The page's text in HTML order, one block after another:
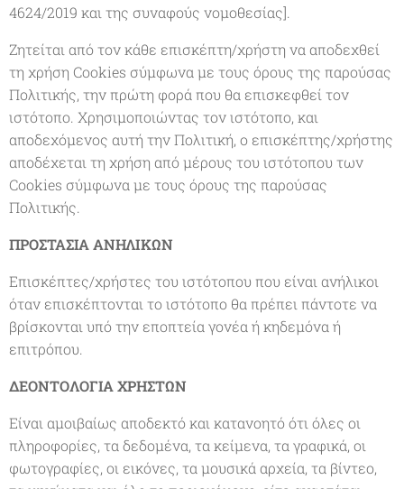
4624/2019 και της συναφούς νομοθεσίας].
Ζητείται από τον κάθε επισκέπτη/χρήστη να αποδεχθεί
τη χρήση Cookies σύμφωνα με τους όρους της παρούσας
Πολιτικής, την πρώτη φορά που θα επισκεφθεί τον
ιστότοπο. Χρησιμοποιώντας τον ιστότοπο, και
αποδεχόμενος αυτή την Πολιτική, ο επισκέπτης/χρήστης
αποδέχεται τη χρήση από μέρους του ιστότοπου των
Cookies σύμφωνα με τους όρους της παρούσας
Πολιτικής.
ΠΡΟΣΤΑΣΙΑ ΑΝΗΛΙΚΩΝ
Επισκέπτες/χρήστες του ιστότοπου που είναι ανήλικοι
όταν επισκέπτονται το ιστότοπο θα πρέπει πάντοτε να
βρίσκονται υπό την εποπτεία γονέα ή κηδεμόνα ή
επιτρόπου.
ΔΕΟΝΤΟΛΟΓΙΑ ΧΡΗΣΤΩΝ
Είναι αμοιβαίως αποδεκτό και κατανοητό ότι όλες οι
πληροφορίες, τα δεδομένα, τα κείμενα, τα γραφικά, οι
φωτογραφίες, οι εικόνες, τα μουσικά αρχεία, τα βίντεο,